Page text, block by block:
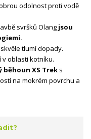
odolnost proti vodě
svršků Olang jsou
tlumí dopady.
v oblasti kotníku.
běhoun XS Trek s
na mokrém povrchu a